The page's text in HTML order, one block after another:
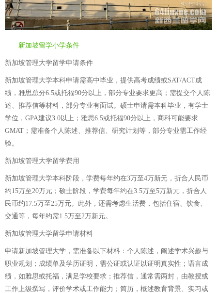
新加坡留学小学条件
新加坡管理大学留学申请条件
新加坡管理大学本科申请需高中毕业，提供高考成绩或SAT/ACT成
绩，雅思总分6.5或托福90分以上，部分专业要求更高；需提交个人陈
述、推荐信等材料，部分专业有面试。硕士申请需本科毕业，有学士
学位，GPA建议3.0以上；雅思6.5或托福90分以上，商科可能要求
GMAT；需准备个人陈述、推荐信、研究计划等，部分专业需工作经
验。
新加坡管理大学留学费用
新加坡管理大学本科阶段，学费每年约在3万至4万新元，折合人民币
约15万至20万元；硕士阶段，学费每年约在3.5万至5万新元，折合人
民币约17.5万至25万元。此外，还需考虑生活费，包括住宿、饮食、
交通等，每年约需1.5万至2万新元。
新加坡管理大学留学申请材料
申请新加坡管理大学，需准备以下材料：个人陈述，阐述学术兴趣与
职业规划；成绩单及学历证明，需公证或认证以证明真实性；语言成
绩，如雅思或托福，满足学校要求；推荐信，通常需两封，由教授或
工作上级撰写，评价学术或工作能力；简历，概述教育背景、实习或